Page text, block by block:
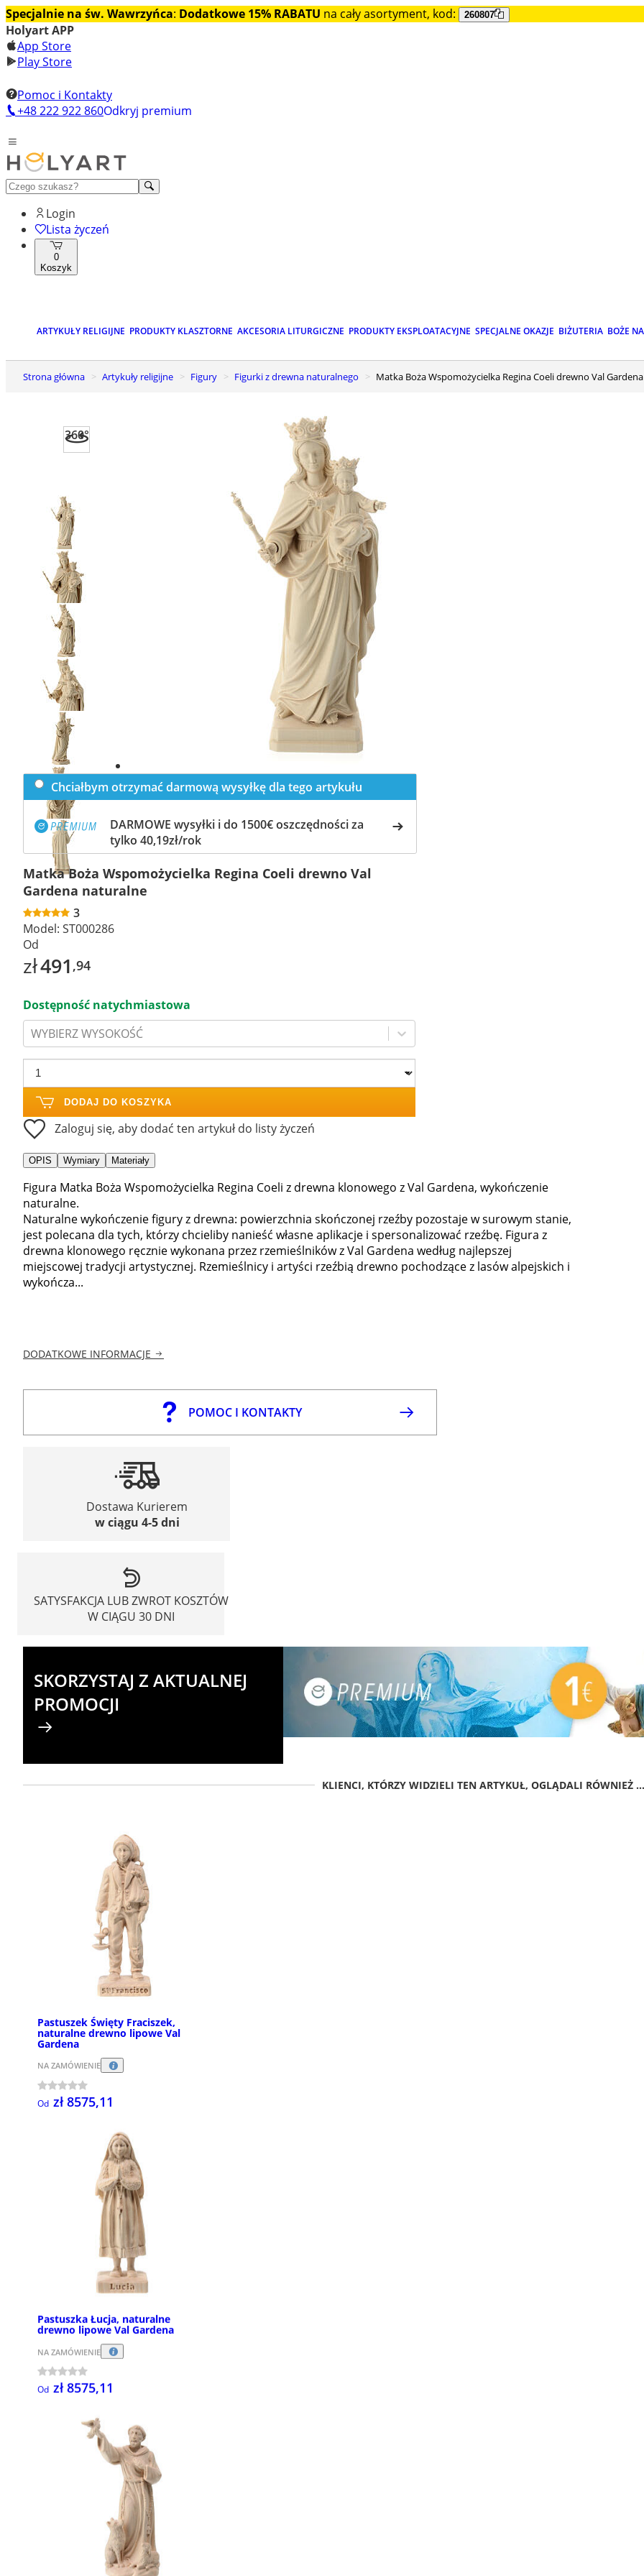
Specjalnie na św. Wawrzyńca: Dodatkowe 15% RABATU na cały asortyment, kod: 260807
Holyart APP
App Store
Play Store
Pomoc i Kontakty
+48 222 922 860Odkryj premium
Login
Lista życzeń
0
Koszyk
ARTYKUŁY RELIGIJNE PRODUKTY KLASZTORNE AKCESORIA LITURGICZNE PRODUKTY EKSPLOATACYJNE SPECJALNE OKAZJE BIŻUTERIA BOŻE
Strona główna Artykuły religijne Figury Figurki z drewna naturalnego Matka Boża Wspomożycielka Regina Coeli drewno Val
360°
Previous
slide
Next
slide
Chciałbym otrzymać darmową wysyłkę dla tego artykułu
DARMOWE wysyłki i do 1500€ oszczędności za
tylko 40,19zł/rok
Matka Boża Wspomożycielka Regina Coeli drewno Val
Gardena naturalne
3
Model: ST000286
Od
zł491 ,94
Dostępność natychmiastowa
WYBIERZ WYSOKOŚĆ
DODAJ DO KOSZYKA
Zaloguj się, aby dodać ten artykuł do listy życzeń
OPIS Wymiary Materiały
Figura Matka Boża Wspomożycielka Regina Coeli z drewna klonowego z Val Gardena, wykończenie
naturalne.
Naturalne wykończenie figury z drewna: powierzchnia skończonej rzeźby pozostaje w surowym stanie,
jest polecana dla tych, którzy chcieliby nanieść własne aplikacje i spersonalizować rzeźbę. Figura z
drewna klonowego ręcznie wykonana przez rzemieślników z Val Gardena według najlepszej
miejscowej tradycji artystycznej. Rzemieślnicy i artyści rzeźbią drewno pochodzące z lasów alpejskich i
wykończa...
DODATKOWE INFORMACJE
POMOC I KONTAKTY
Dostawa Kurierem
w ciągu 4-5 dni
SATYSFAKCJA LUB ZWROT KOSZTÓW
W CIĄGU 30 DNI
SKORZYSTAJ Z AKTUALNEJ
PROMOCJI
KLIENCI, KTÓRZY WIDZIELI TEN ARTYKUŁ, OGLĄDALI RÓWNIEŻ ...
Pastuszek Święty Fraciszek,
naturalne drewno lipowe Val
Gardena
NA ZAMÓWIENIE
Od zł 8575,11
Pastuszka Łucja, naturalne
drewno lipowe Val Gardena
NA ZAMÓWIENIE
Od zł 8575,11